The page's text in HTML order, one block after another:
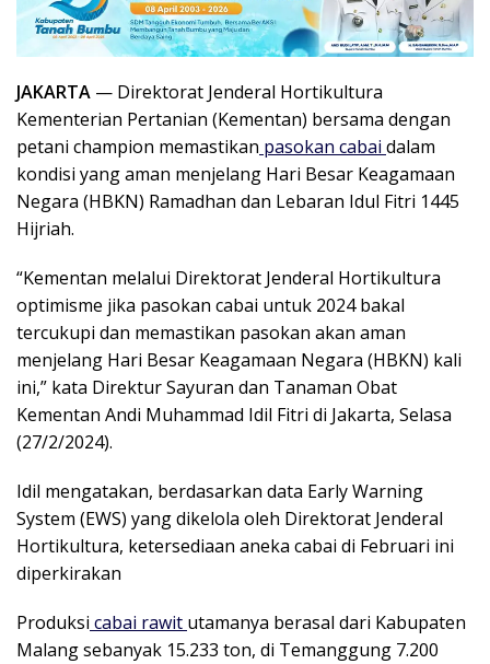
JAKARTA — Direktorat Jenderal Hortikultura
Kementerian Pertanian (Kementan) bersama dengan
petani champion memastikan pasokan cabai dalam
kondisi yang aman menjelang Hari Besar Keagamaan
Negara (HBKN) Ramadhan dan Lebaran Idul Fitri 1445
Hijriah.
“Kementan melalui Direktorat Jenderal Hortikultura
optimisme jika pasokan cabai untuk 2024 bakal
tercukupi dan memastikan pasokan akan aman
menjelang Hari Besar Keagamaan Negara (HBKN) kali
ini,” kata Direktur Sayuran dan Tanaman Obat
Kementan Andi Muhammad Idil Fitri di Jakarta, Selasa
(27/2/2024).
Idil mengatakan, berdasarkan data Early Warning
System (EWS) yang dikelola oleh Direktorat Jenderal
Hortikultura, ketersediaan aneka cabai di Februari ini
diperkirakan
Produksi cabai rawit utamanya berasal dari Kabupaten
Malang sebanyak 15.233 ton, di Temanggung 7.200